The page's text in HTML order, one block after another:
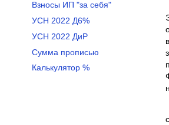
Взносы ИП "за себя"
УСН 2022 Д6%
УСН 2022 ДиР
Сумма прописью
Калькулятор %